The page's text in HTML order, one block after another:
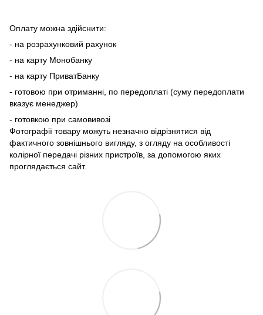
Оплату можна здійснити:
- на розрахунковий рахунок
- на карту Монобанку
- на карту ПриватБанку
- готовою при отриманні, по передоплаті (суму передоплати
вказує менеджер)
- готовкою при самовивозі
Фотографії товару можуть незначно відрізнятися від
фактичного зовнішнього вигляду, з огляду на особливості
колірної передачі різних пристроїв, за допомогою яких
проглядається сайт.